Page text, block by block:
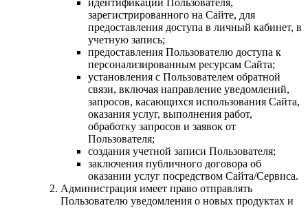
зарегистрированного на Сайте, для
предоставления доступа в личный кабинет, в
учетную запись;
предоставления Пользователю доступа к
персонализированным ресурсам Сайта;
установления с Пользователем обратной
связи, включая направление уведомлений,
запросов, касающихся использования Сайта,
оказания услуг, выполнения работ,
обработку запросов и заявок от
Пользователя;
создания учетной записи Пользователя;
заключения публичного договора об
оказании услуг посредством Сайта/Сервиса.
Администрация имеет право отправлять
Пользователю уведомления о новых продуктах и